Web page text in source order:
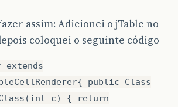
assim: Adicionei o jTable no
coloquei o seguinte código
extends
public Class
c) { return